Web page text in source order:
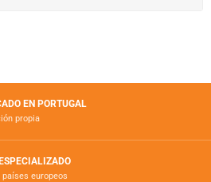
EN PORTUGAL
propia
países europeos